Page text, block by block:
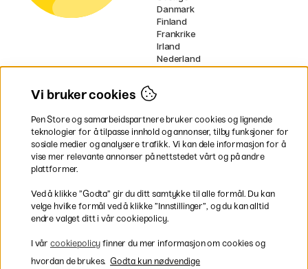
Danmark
Finland
Frankrike
Irland
Nederland
Tyskland
* Spesifikkefraktvilkårgjelder for
voluminøse varer.
Rask og smidig levering
Vi bruker cookies
Pen Store og samarbeidspartnere bruker cookies og lignende
teknologier for å tilpasse innhold og annonser, tilby funksjoner for
sosiale medier og analysere trafikk. Vi kan dele informasjon for å
vise mer relevante annonser på nettstedet vårt og på andre
plattformer.
Ved å klikke ”Godta” gir du ditt samtykke til alle formål. Du kan
velge hvilke formål ved å klikke ”Innstillinger”, og du kan alltid
endre valget ditt i vår cookiepolicy.
I vår cookiepolicy finner du mer informasjon om cookies og
hvordan de brukes. Godta kun nødvendige